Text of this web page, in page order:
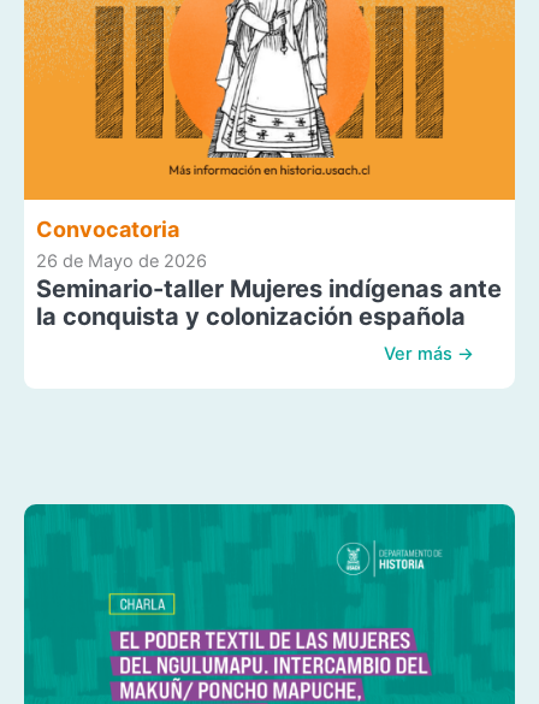
Convocatoria
26 de Mayo de 2026
Seminario-taller Mujeres indígenas ante
la conquista y colonización española
Ver más →